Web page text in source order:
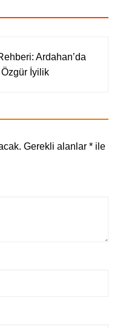
Ardahan’da
İyilik
Gerekli alanlar *ile